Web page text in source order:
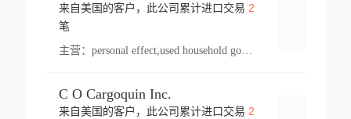
来自美国的客户，此公司累计进口交易 2
笔
主营： personal effect,used household goods
C O Cargoquin Inc.
来自美国的客户，此公司累计进口交易 2